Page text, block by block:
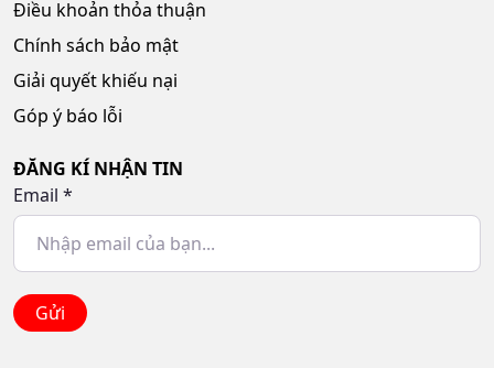
Điều khoản thỏa thuận
Chính sách bảo mật
Giải quyết khiếu nại
Góp ý báo lỗi
ĐĂNG KÍ NHẬN TIN
Email *
Gửi